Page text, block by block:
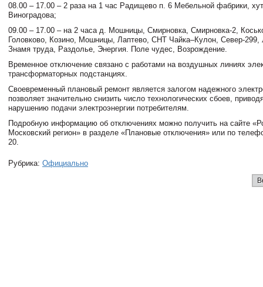
08.00 – 17.00 – 2 раза на 1 час Радищево п. 6 Мебельной фабрики,
Виноградова;
09.00 – 17.00 – на 2 часа д. Мошницы, Смирновка, Смирновка-2,
Головково, Козино, Мошницы, Лаптево, СНТ Чайка–Кулон, Север-299,
Знамя труда, Раздолье, Энергия. Поле чудес, Возрождение.
Временное отключение связано с работами на воздушных линиях
трансформаторных подстанциях.
Своевременный плановый ремонт является залогом надежного
позволяет значительно снизить число технологических сбоев,
нарушению подачи электроэнергии потребителям.
Подробную информацию об отключениях можно получить на сайте
Московский регион» в разделе «Плановые отключения» или по
20.
Рубрика: Официально